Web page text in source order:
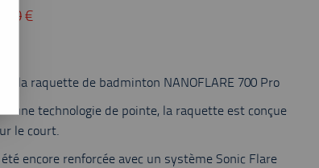
€
la raquette de badminton NANOFLARE 700 Pro
une technologie de pointe, la raquette est conçue
le court.
encore renforcée avec un système Sonic Flare